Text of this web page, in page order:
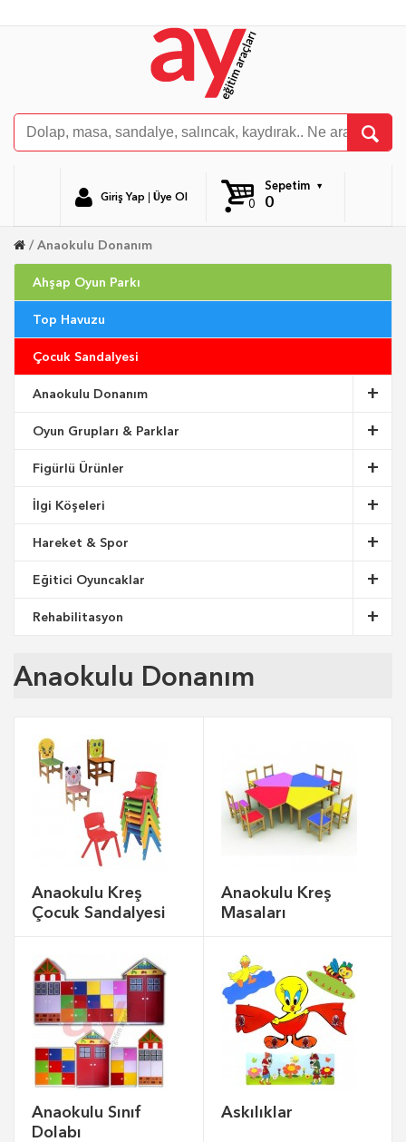
Giriş Yap Üye Ol
Sepetim
0
0
Anaokulu Donanım
Ahşap Oyun Parkı
Top Havuzu
Çocuk Sandalyesi
Anaokulu Donanım
Oyun Grupları & Parklar
Figürlü Ürünler
İlgi Köşeleri
Hareket & Spor
Eğitici Oyuncaklar
Rehabilitasyon
Anaokulu Donanım
Anaokulu Kreş
Çocuk Sandalyesi
Anaokulu Kreş
Masaları
Anaokulu Sınıf
Dolabı
Askılıklar